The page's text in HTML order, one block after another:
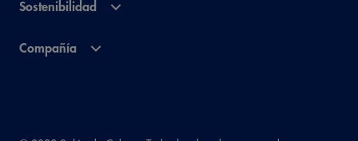
Sostenibilidad
Compañía